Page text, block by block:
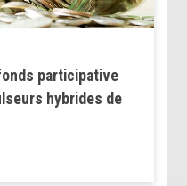
participative
hybrides de